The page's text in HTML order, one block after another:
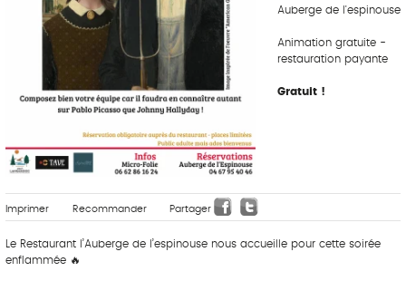
Auberge de l'espinouse
Animation gratuite -
restauration payante
Gratuit !
Imprimer Recommander Partager
Le Restaurant l’Auberge de l’espinouse nous accueille pour cette soirée
enflammée 🔥